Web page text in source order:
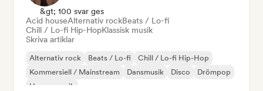
&gt; 100 svar ges
Acid houseAlternativ rockBeats / Lo-fi
Chill / Lo-fi Hip-HopKlassisk musik
Skriva artiklar
Alternativ rock Beats / Lo-fi
Chill / Lo-fi Hip-Hop
Kommersiell / Mainstream
Dansmusik Disco
Drömpop
House-musik